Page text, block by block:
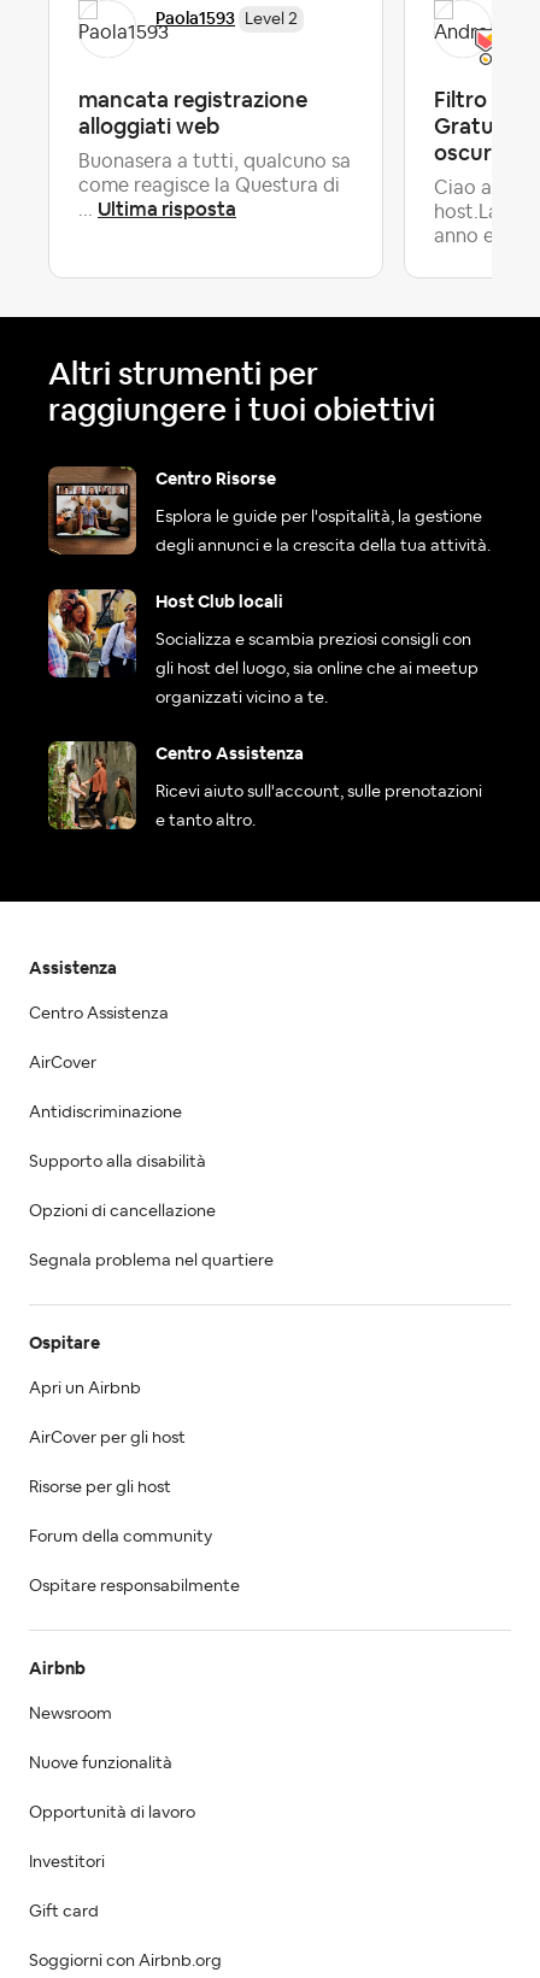
Paola1593 Level 2
mancata registrazione
alloggiati web
Buonasera a tutti, qualcuno sa
come reagisce la Questura di
Ultima risposta
Filtro
Gratuita:
oscura se
Ciao a
anno e m...
Altri strumenti per
raggiungere i tuoi obiettivi
Centro Risorse
Esplora le guide per l'ospitalità, la gestione
degli annunci e la crescita della tua attività.
Host Club locali
Socializza e scambia preziosi consigli con
gli host del luogo, sia online che ai meetup
organizzati vicino a te.
Centro Assistenza
Ricevi aiuto sull'account, sulle prenotazioni
e tanto altro.
Assistenza
Centro Assistenza
AirCover
Antidiscriminazione
Supporto alla disabilità
Opzioni di cancellazione
Segnala problema nel quartiere
Ospitare
Apri un Airbnb
AirCover per gli host
Risorse per gli host
Forum della community
Ospitare responsabilmente
Airbnb
Newsroom
Nuove funzionalità
Opportunità di lavoro
Investitori
Gift card
Soggiorni con Airbnb.org